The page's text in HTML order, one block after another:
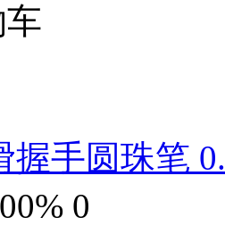
握手圆珠笔
0